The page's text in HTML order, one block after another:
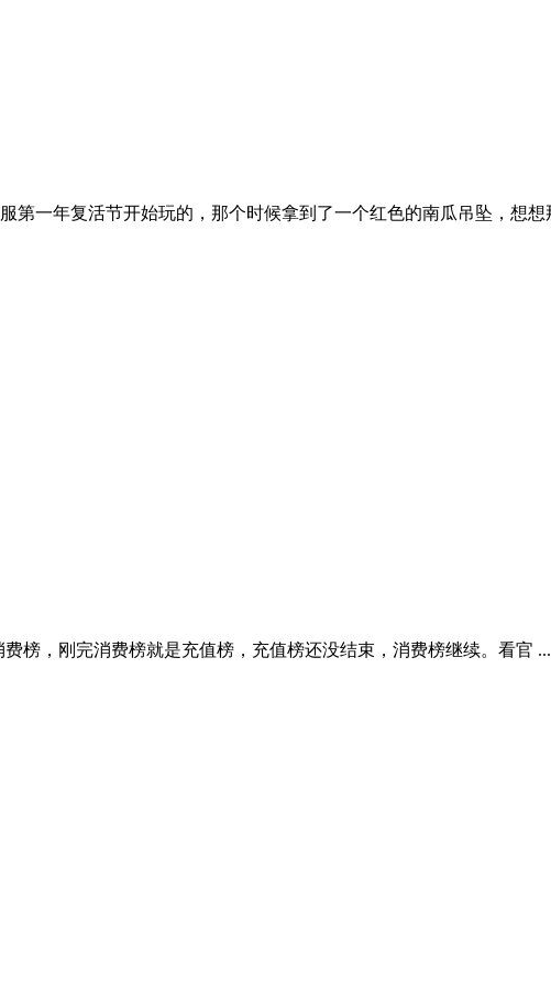
第一年复活节开始玩的，那个时候拿到了一个红色的南瓜吊坠，想
榜，刚完消费榜就是充值榜，充值榜还没结束，消费榜继续。看官 ...